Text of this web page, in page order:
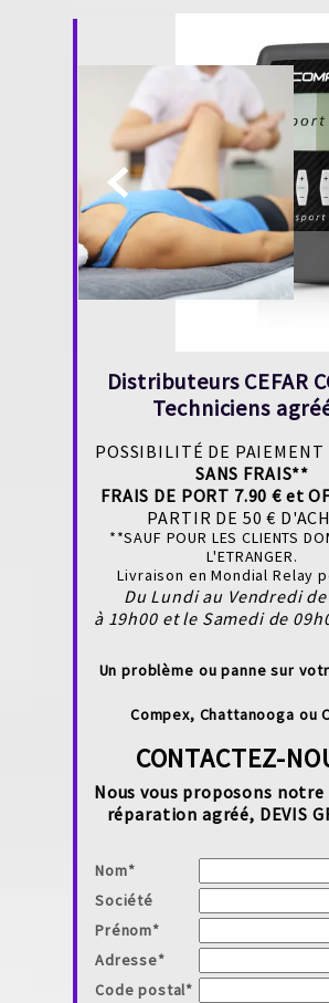
Distributeurs CEFAR
Techniciens
POSSIBILITÉ DE PAIEMENT
SANS FRAIS**
FRAIS DE PORT 7.90 € et
PARTIR DE 50 €
**SAUF POUR LES CLIENTS
L'ETRANGER.
Livraison en Mondial Relay
Du Lundi au Vendredi
à 19h00 et le Samedi de
Un problème ou panne sur
Compex, Chattanooga ou
CONTACTEZ-
Nous vous proposons notre
réparation agréé, DEVIS

Nom*
Société
Prénom*
Adresse*
Code postal*